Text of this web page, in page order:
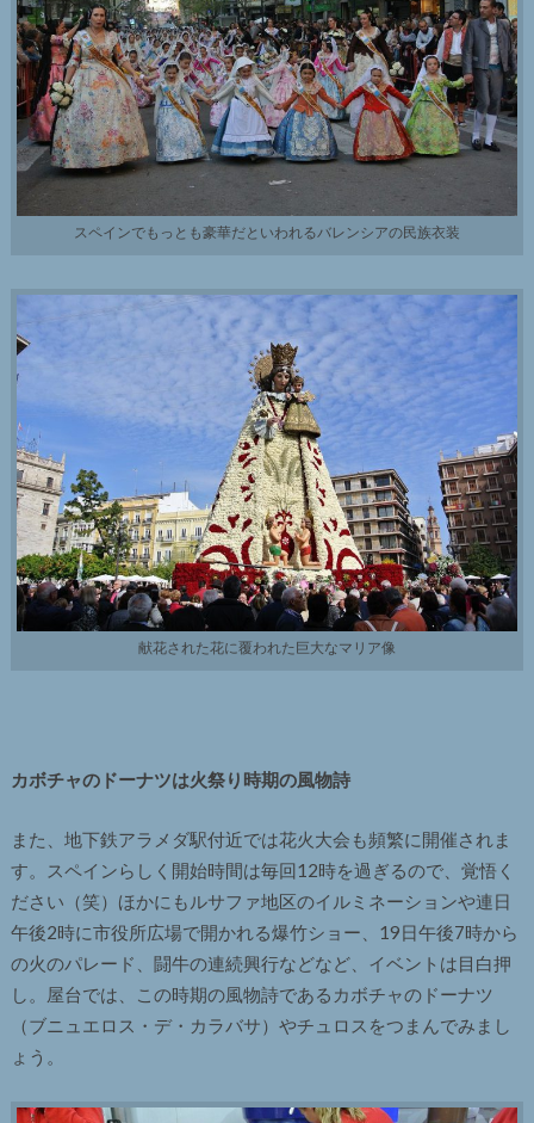
スペインでもっとも豪華だといわれるバレンシアの民族衣装
献花された花に覆われた巨大なマリア像
カボチャのドーナツは火祭り時期の風物詩
また、地下鉄アラメダ駅付近では花火大会も頻繁に開催されま
す。スペインらしく開始時間は毎回12時を過ぎるので、覚悟く
ださい（笑）ほかにもルサファ地区のイルミネーションや連日
午後2時に市役所広場で開かれる爆竹ショー、19日午後7時から
の火のパレード、闘牛の連続興行などなど、イベントは目白押
し。屋台では、この時期の風物詩であるカボチャのドーナツ
（ブニュエロス・デ・カラバサ）やチュロスをつまんでみまし
ょう。